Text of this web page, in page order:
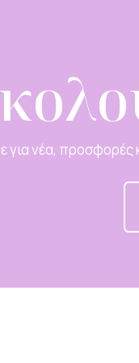
για νέα, προσφορές